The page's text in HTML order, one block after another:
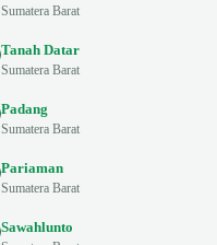
Sumatera Barat
Tanah Datar
Sumatera Barat
Padang
Sumatera Barat
Pariaman
Sumatera Barat
Sawahlunto